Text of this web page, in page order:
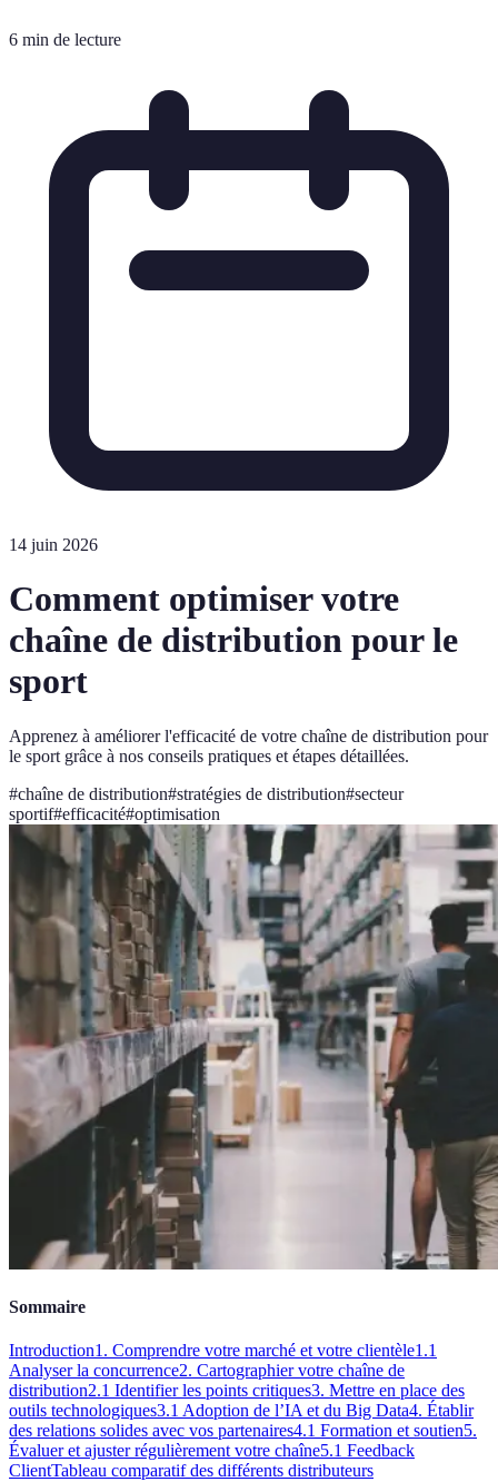
6 min de lecture
14 juin 2026
Comment optimiser votre
chaîne de distribution pour le
sport
Apprenez à améliorer l'efficacité de votre chaîne de distribution pour
le sport grâce à nos conseils pratiques et étapes détaillées.
#chaîne de distribution#stratégies de distribution#secteur
sportif#efficacité#optimisation
Sommaire
Introduction1. Comprendre votre marché et votre clientèle1.1
Analyser la concurrence2. Cartographier votre chaîne de
distribution2.1 Identifier les points critiques3. Mettre en place des
outils technologiques3.1 Adoption de l’IA et du Big Data4. Établir
des relations solides avec vos partenaires4.1 Formation et soutien5.
Évaluer et ajuster régulièrement votre chaîne5.1 Feedback
ClientTableau comparatif des différents distributeurs